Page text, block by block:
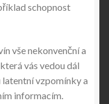
schopnost
vše nekonvenční a
vás vedou dál
vzpomínky a
informacím.